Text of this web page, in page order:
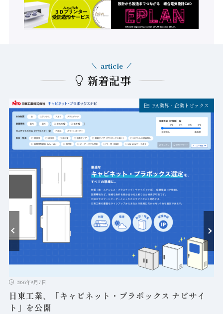
新着記事
article
FA業界・企業トピックス
2026年8月7日
日東工業、「キャビネット・プラボックス ナビサイ
ト」を公開